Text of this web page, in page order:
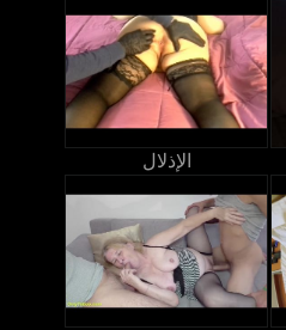
الإذلال